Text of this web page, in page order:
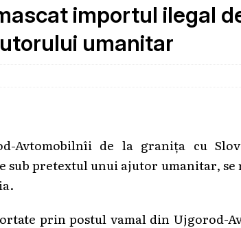
importul ilegal
umanitar
Avtomobilnîi de la granița cu
pretextul unui ajutor umanitar, se
prin postul vamal din Ujgorod-